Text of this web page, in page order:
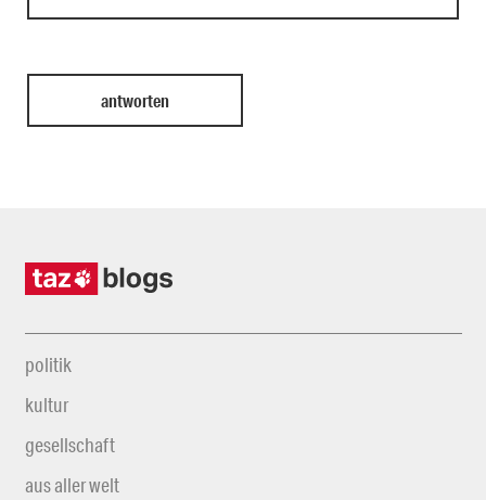
politik
kultur
gesellschaft
aus aller welt